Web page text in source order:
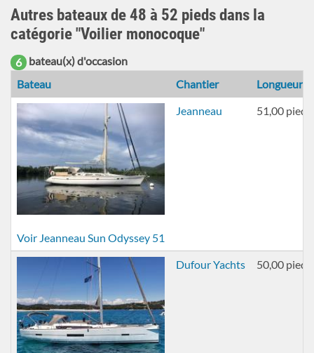
Autres bateaux de 48 à 52 pieds dans la
catégorie "Voilier monocoque"
6 bateau(x) d'occasion
Bateau
Chantier Longueur
Voir Jeanneau Sun Odyssey 51
Jeanneau 51,00 pieds
Dufour Yachts 50,00 pieds